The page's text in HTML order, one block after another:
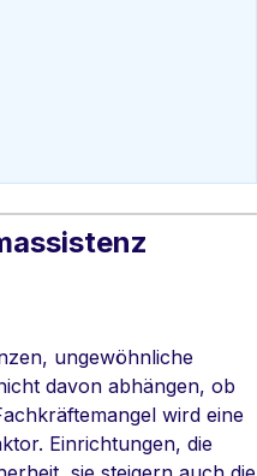
ungewöhnliche
davon abhängen, ob
wird eine
Einrichtungen, die